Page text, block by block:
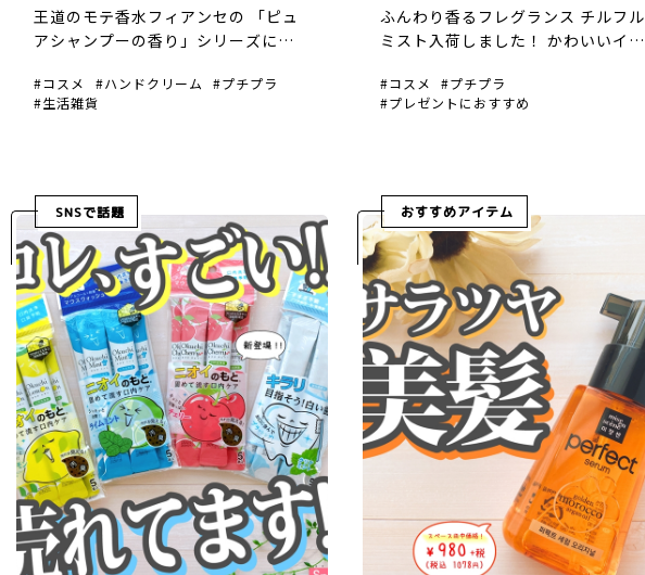
王道のモテ香水フィアンセの 「ピュ
アシャンプーの香り」シリーズに、
場しました!! 乾燥するこれからの季
節… シャンプーの香りに包まれなが
コスメ ハンドクリーム
プチプラ
生活雑貨
ふんわり香るフレグランス チルフル
ミスト入荷しました！ かわいいイラ
ジがおしゃれです(^^) プチプラ 44
0円（税込） ミストなので、強い香り
コスメ
プチプラ
プレゼントにおすすめ
SNSで話題 おすすめアイテム